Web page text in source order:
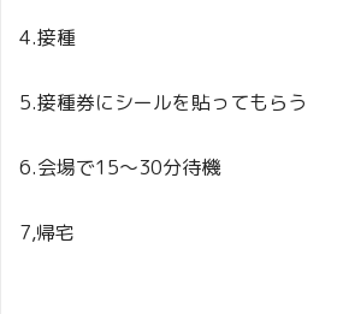
4.接種
5.接種券にシールを貼ってもらう
6.会場で15〜30分待機
7,帰宅